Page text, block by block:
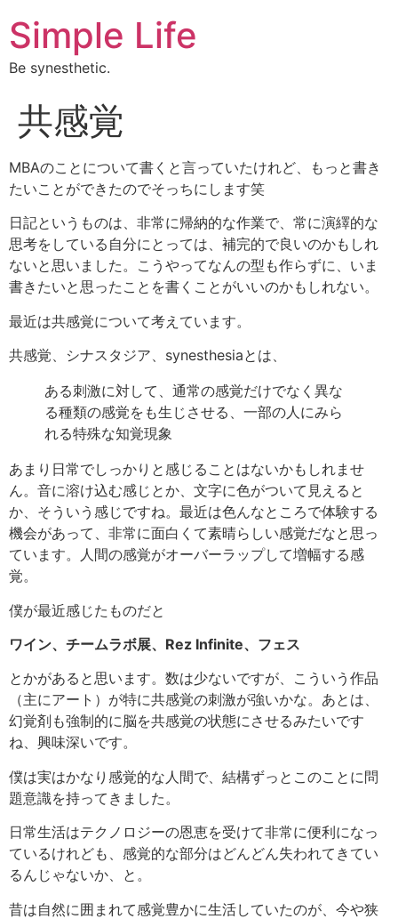
Simple Life
Be synesthetic.
共感覚
MBAのことについて書くと言っていたけれど、もっと書き
たいことができたのでそっちにします笑
日記というものは、非常に帰納的な作業で、常に演繹的な
思考をしている自分にとっては、補完的で良いのかもしれ
ないと思いました。こうやってなんの型も作らずに、いま
書きたいと思ったことを書くことがいいのかもしれない。
最近は共感覚について考えています。
共感覚、シナスタジア、synesthesiaとは、
ある刺激に対して、通常の感覚だけでなく異な
る種類の感覚をも生じさせる、一部の人にみら
れる特殊な知覚現象
あまり日常でしっかりと感じることはないかもしれませ
ん。音に溶け込む感じとか、文字に色がついて見えると
か、そういう感じですね。最近は色んなところで体験する
機会があって、非常に面白くて素晴らしい感覚だなと思っ
ています。人間の感覚がオーバーラップして増幅する感
覚。
僕が最近感じたものだと
ワイン、チームラボ展、Rez Infinite、フェス
とかがあると思います。数は少ないですが、こういう作品
（主にアート）が特に共感覚の刺激が強いかな。あとは、
幻覚剤も強制的に脳を共感覚の状態にさせるみたいです
ね、興味深いです。
僕は実はかなり感覚的な人間で、結構ずっとこのことに問
題意識を持ってきました。
日常生活はテクノロジーの恩恵を受けて非常に便利になっ
ているけれども、感覚的な部分はどんどん失われてきてい
るんじゃないか、と。
昔は自然に囲まれて感覚豊かに生活していたのが、今や狭